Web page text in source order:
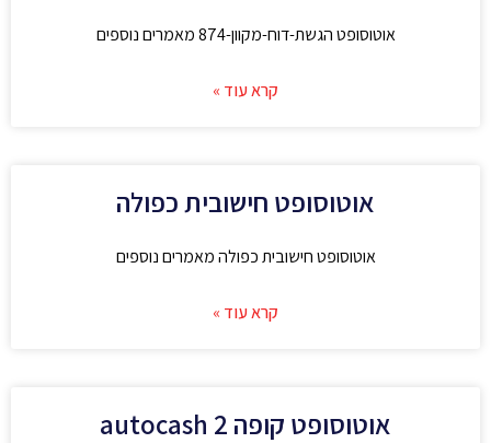
אוטוסופט הגשת-דוח-מקוון-874 מאמרים נוספים
קרא עוד »
אוטוסופט חישובית כפולה
אוטוסופט חישובית כפולה מאמרים נוספים
קרא עוד »
אוטוסופט קופה autocash 2